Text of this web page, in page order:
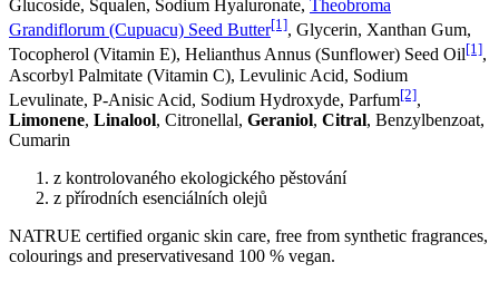
Glucoside, Squalen, Sodium Hyaluronate, Theobroma
Grandiflorum (Cupuacu) Seed Butter[1], Glycerin, Xanthan Gum,
Tocopherol (Vitamin E), Helianthus Annus (Sunflower) Seed Oil[1],
Ascorbyl Palmitate (Vitamin C), Levulinic Acid, Sodium
Levulinate, P-Anisic Acid, Sodium Hydroxyde, Parfum[2],
Limonene, Linalool, Citronellal, Geraniol, Citral, Benzylbenzoat,
Cumarin
z kontrolovaného ekologického pěstování
z přírodních esenciálních olejů
NATRUE certified organic skin care, free from synthetic fragrances,
colourings and preservativesand 100 % vegan.